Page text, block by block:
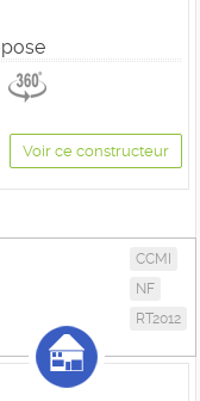
Voir ce constructeur
CCMI
NF
RT2012